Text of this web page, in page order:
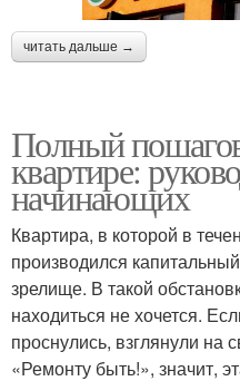
читать дальше →
Полный
квартире:
начинающих
Квартира, в которой в
производился
зрелище. В такой
находиться не хочется.
проснулись, взглянули на
«Ремонту быть!», значит,